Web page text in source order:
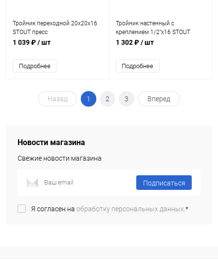
Тройник переходной 20х20х16
STOUT пресс
1 039 ₽/ шт
Подробнее
Тройник настенный с
креплением 1/2"х16 STOUT
пресс
1 302 ₽/ шт
Подробнее
Назад 1 2 3 Вперед
Новости магазина
Свежие новости магазина
Подписаться
Я согласен на обработку персональных данных.*